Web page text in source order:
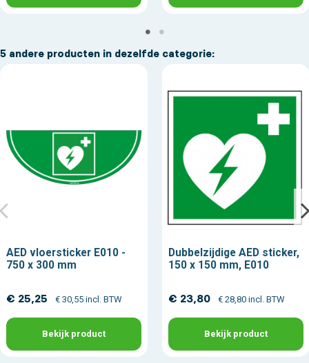
5 andere producten in dezelfde categorie:
AED vloersticker E010 -
750 x 300 mm
€ 25,25 € 30,55 incl. BTW
Bekijk product
Dubbelzijdige AED sticker,
150 x 150 mm, E010
€ 23,80 € 28,80 incl. BTW
Bekijk product